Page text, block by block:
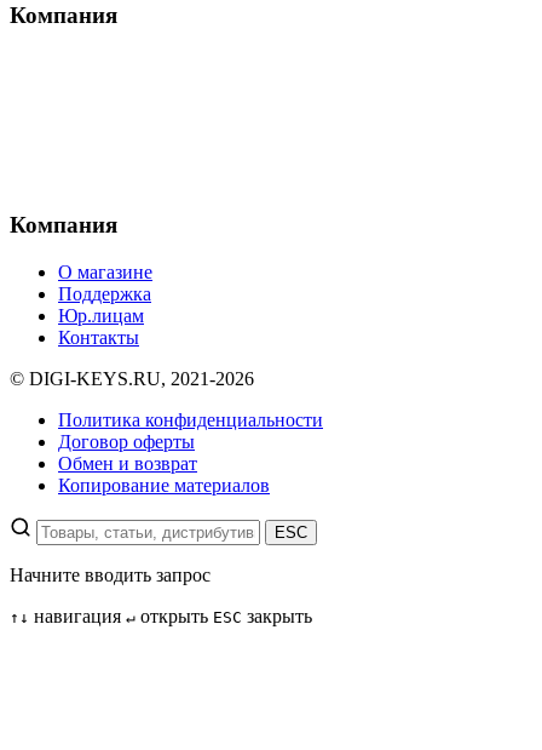
Компания
Компания
О магазине
Поддержка
Юр.лицам
Контакты
© DIGI-KEYS.RU, 2021-2026
Политика конфиденциальности
Договор оферты
Обмен и возврат
Копирование материалов
ESC
Начните вводить запрос
↑ ↓ навигация ↵ открыть ESC закрыть